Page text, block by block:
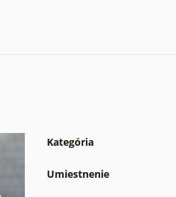
Kategória
Umiestnenie